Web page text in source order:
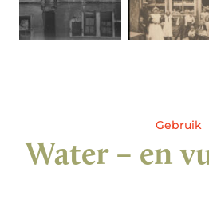
Gebruik
Water – en